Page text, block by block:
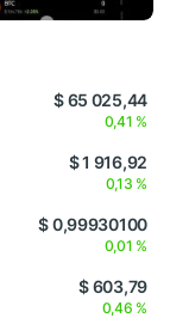
$ 65 025,44
0,41 %
$ 1 916,92
0,13 %
$ 0,99930100
0,01 %
$ 603,79
0,46 %